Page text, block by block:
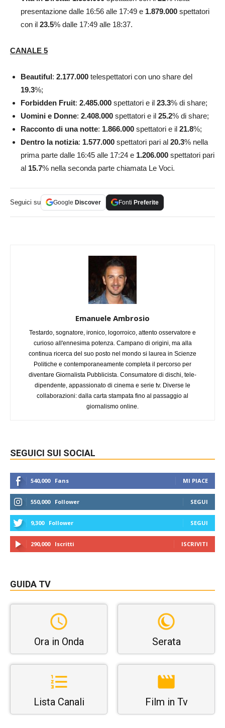
presentazione dalle 16:56 alle 17:49 e 1.879.000 spettatori
con il 23.5% dalle 17:49 alle 18:37.
CANALE 5
Beautiful: 2.177.000 telespettatori con uno share del
19.3%;
Forbidden Fruit: 2.485.000 spettatori e il 23.3% di share;
Uomini e Donne: 2.408.000 spettatori e il 25.2% di share;
Racconto di una notte: 1.866.000 spettatori e il 21.8%;
Dentro la notizia: 1.577.000 spettatori pari al 20.3% nella
prima parte dalle 16:45 alle 17:24 e 1.206.000 spettatori pari
al 15.7% nella seconda parte chiamata Le Voci.
Seguici su Google Discover Fonti Preferite
Emanuele Ambrosio
Testardo, sognatore, ironico, logorroico, attento osservatore e
curioso all'ennesima potenza. Campano di origini, ma alla
continua ricerca del suo posto nel mondo si laurea in Scienze
Politiche e contemporaneamente completa il percorso per
diventare Giornalista Pubblicista. Consumatore di dischi, tele-
dipendente, appassionato di cinema e serie tv. Diverse le
collaborazioni: dalla carta stampata fino al passaggio al
giornalismo online.
SEGUICI SUI SOCIAL
540,000 Fans MI PIACE
550,000 Follower SEGUI
9,300 Follower SEGUI
290,000 Iscritti ISCRIVITI
GUIDA TV
Ora in Onda Serata
Lista Canali Film in Tv